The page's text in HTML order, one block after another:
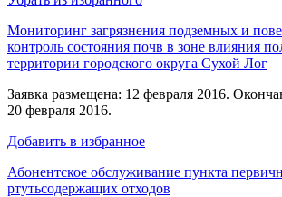
Мониторинг загрязнения подземных и
контроль состояния почв в зоне влияния
территории городского округа Сухой Лог
Заявка размещена: 12 февраля 2016.
20 февраля 2016.
Добавить в избранное
Абонентское обслуживание пункта
ртутьсодержащих отходов